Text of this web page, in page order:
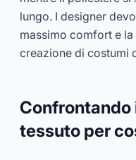
lungo. I designer
massimo comfort e
creazione di costumi
tessuto per